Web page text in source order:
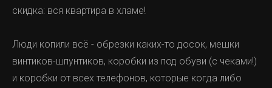
скидка: вся квартира в хламе!
Люди копили всё - обрезки каких-то досок, мешки
винтиков-шпунтиков, коробки из под обуви (с чеками!)
и коробки от всех телефонов, которые когда либо